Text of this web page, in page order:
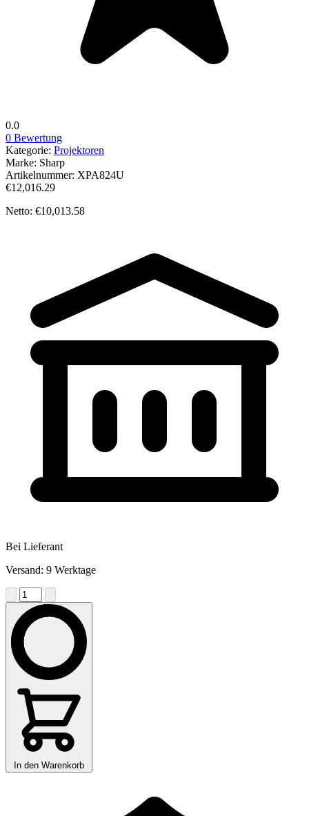
0.0
0 Bewertung
Kategorie: Projektoren
Marke: Sharp
Artikelnummer: XPA824U
€12,016.29
Netto: €10,013.58
Bei Lieferant
Versand: 9 Werktage
In den Warenkorb